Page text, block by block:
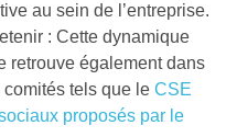
au sein de l’entreprise.
: Cette dynamique
retrouve également dans
comités tels que le CSE
proposés par le